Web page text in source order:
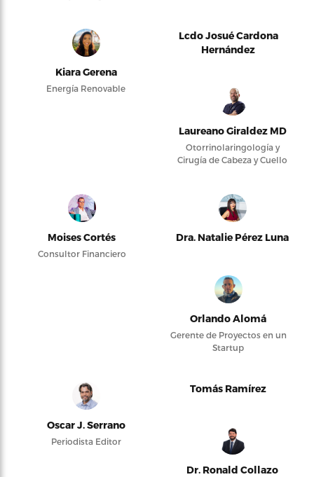
Kiara Gerena
Energía Renovable
Lcdo Josué Cardona
Hernández
Laureano Giraldez MD
Otorrinolaringología y
Cirugía de Cabeza y Cuello
Moises Cortés
Consultor Financiero
Dra. Natalie Pérez Luna
Orlando Alomá
Gerente de Proyectos en un
Startup
Oscar J. Serrano
Periodista Editor
Tomás Ramírez
Dr. Ronald Collazo